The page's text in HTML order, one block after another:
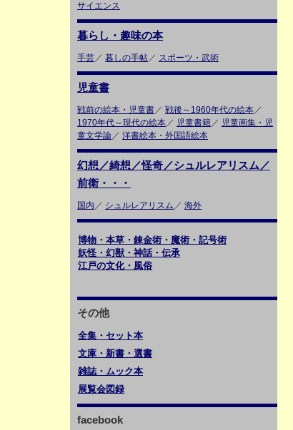
サイエンス
暮らし・趣味の本
手芸／ 暮しの手帖／ スポーツ・武術
児童書
戦前の絵本・児童書／ 戦後～1960年代の絵本／
1970年代～現代の絵本／ 児童書籍／ 児童画集・児
童文学論／ 洋書絵本・外国語絵本
幻想／綺想／怪奇／シュルレアリスム／
前衛・・・
国内 ／ シュルレアリスム ／ 海外
博物・本草・錬金術・魔術・記号術
妖怪・幻獣・神話・伝承
江戸の文化・風俗
その他
全集・セット本
文庫・新書・選書
雑誌・ムック本
展覧会図録
facebook